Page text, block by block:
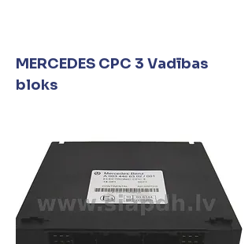
MERCEDES CPC 3 Vadības
bloks